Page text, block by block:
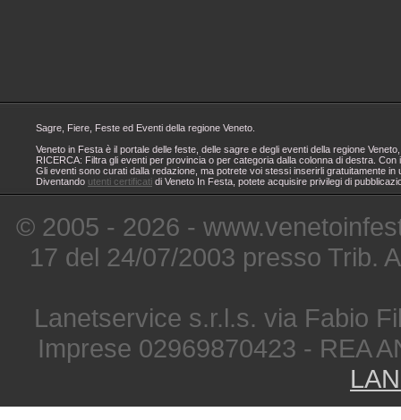
Sagre, Fiere, Feste ed Eventi della regione Veneto.
Veneto in Festa è il portale delle feste, delle sagre e degli eventi della regione
RICERCA: Filtra gli eventi per provincia o per categoria dalla colonna di destra.
Gli eventi sono curati dalla redazione, ma potrete voi stessi inserirli gratuitamente
Diventando utenti certificati di Veneto In Festa, potete acquisire privilegi di
© 2005 - 2026 -
17 del 24/07/2003 presso Trib.
Lanetservice s.r.l.s. via Fabio
Imprese 02969870423 - REA